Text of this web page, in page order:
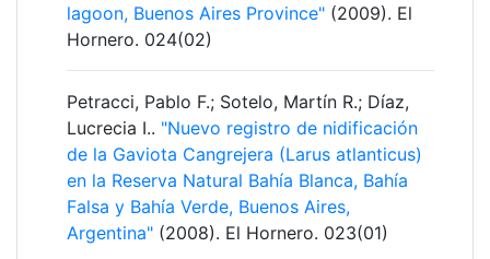
lagoon, Buenos Aires Province" (2009). El
Hornero. 024(02)
Petracci, Pablo F.; Sotelo, Martín R.; Díaz,
Lucrecia I.. "Nuevo registro de nidificación
de la Gaviota Cangrejera (Larus atlanticus)
en la Reserva Natural Bahía Blanca, Bahía
Falsa y Bahía Verde, Buenos Aires,
Argentina" (2008). El Hornero. 023(01)